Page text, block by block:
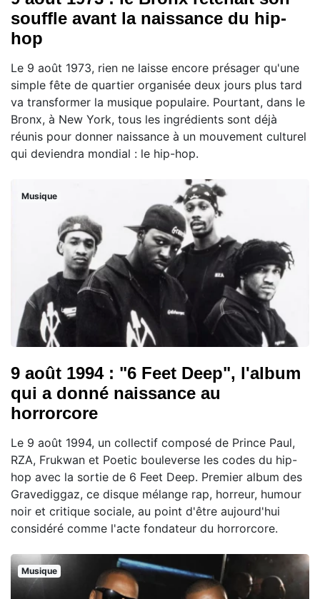
souffle avant la naissance du hip-
hop
Le 9 août 1973, rien ne laisse encore présager qu'une
simple fête de quartier organisée deux jours plus tard
va transformer la musique populaire. Pourtant, dans le
Bronx, à New York, tous les ingrédients sont déjà
réunis pour donner naissance à un mouvement culturel
qui deviendra mondial : le hip-hop.
Musique
9 août 1994 : "6 Feet Deep", l'album
qui a donné naissance au
horrorcore
Le 9 août 1994, un collectif composé de Prince Paul,
RZA, Frukwan et Poetic bouleverse les codes du hip-
hop avec la sortie de 6 Feet Deep. Premier album des
Gravediggaz, ce disque mélange rap, horreur, humour
noir et critique sociale, au point d'être aujourd'hui
considéré comme l'acte fondateur du horrorcore.
Musique